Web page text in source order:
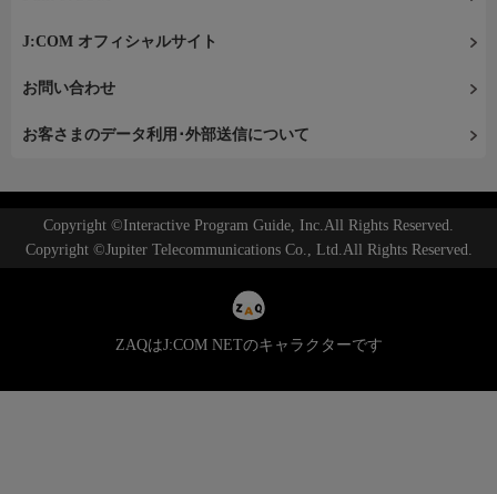
J:COM オフィシャルサイト
お問い合わせ
お客さまのデータ利用･外部送信について
Copyright ©Interactive Program Guide, Inc.All Rights Reserved.
Copyright ©Jupiter Telecommunications Co., Ltd.All Rights Reserved.
ZAQはJ:COM NETのキャラクターです